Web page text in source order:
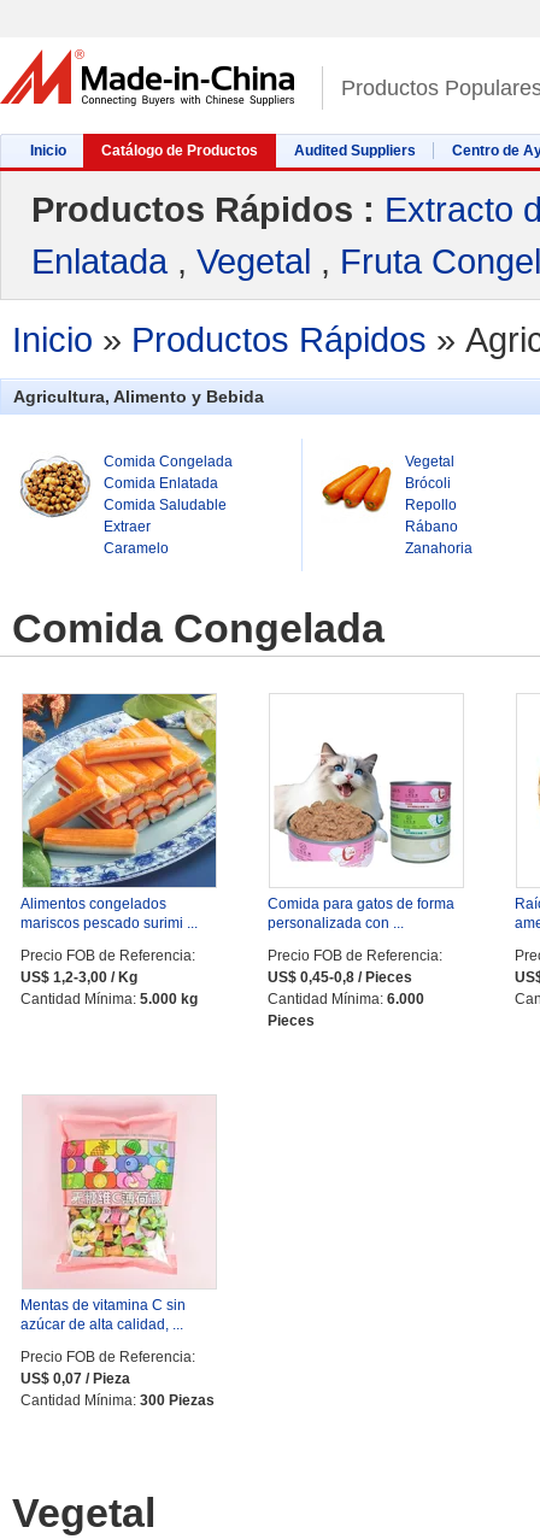
Productos
Inicio Catálogo de Productos Audited Suppliers Centro de
Productos Rápidos : Extracto
Enlatada, Vegetal , Fruta
Inicio » Productos Rápidos »
Agricultura, Alimento y Bebida
Comida Congelada
Comida Enlatada
Comida Saludable
Extraer
Caramelo
Vegetal
Brócoli
Repollo
Rábano
Zanahoria
Comida Congelada
Alimentos congelados
mariscos pescado surimi ...
Precio FOB de Referencia:
US$ 1,2-3,00 / Kg
Cantidad Mínima: 5.000 kg
Comida para gatos de forma
personalizada con ...
Precio FOB de Referencia:
US$ 0,45-0,8 / Pieces
Cantidad Mínima: 6.000
Pieces
Mentas de vitamina C sin
azúcar de alta calidad, ...
Precio FOB de Referencia:
US$ 0,07 / Pieza
Cantidad Mínima: 300 Piezas
Vegetal